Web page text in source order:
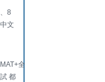
8
文
全
都